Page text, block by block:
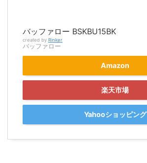
バッファロー BSKBU15BK
created by Rinker
バッファロー
Amazon
楽天市場
Yahooショッピング